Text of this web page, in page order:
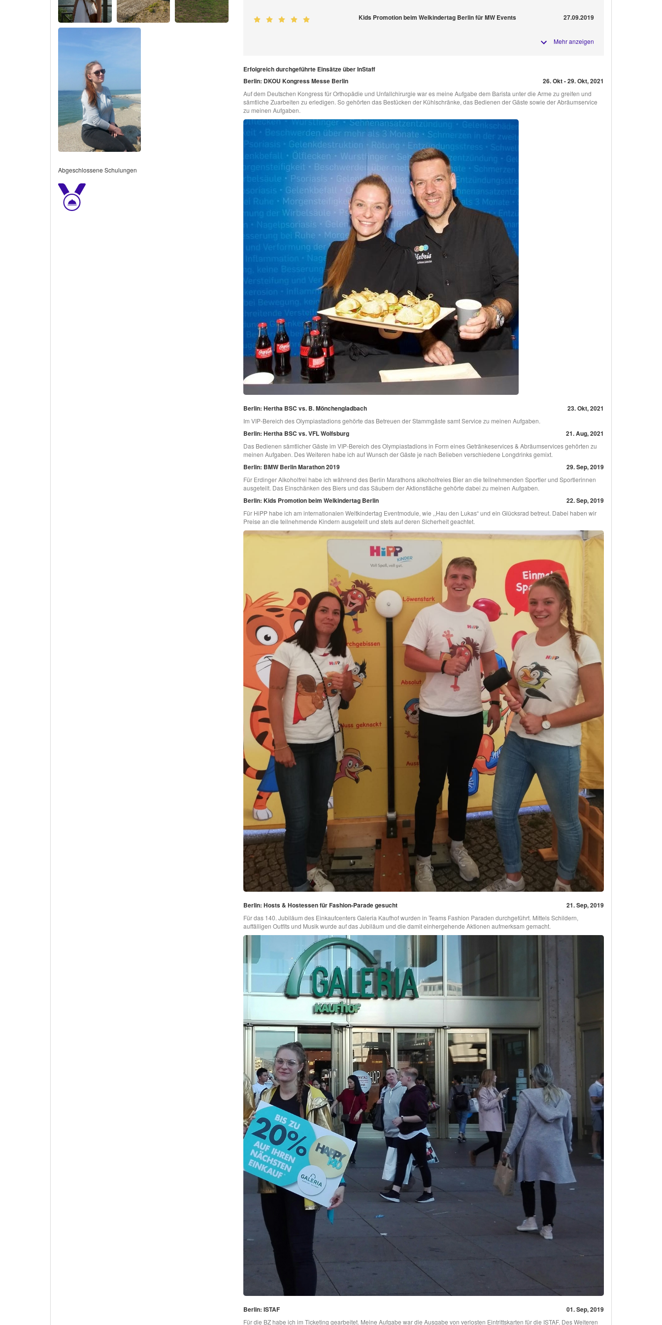
Abgeschlossene Schulungen
Kids Promotion beim Welkindertag Berlin für MW Events 27.09.2019
Mehr anzeigen
Erfolgreich durchgeführte Einsätze über InStaff
Berlin: DKOU Kongress Messe Berlin
26. Okt - 29. Okt, 2021
Auf dem Deutschen Kongress für Orthopädie und Unfallchirurgie war es meine Aufgabe dem Barista unter die Arme zu greifen und
sämtliche Zuarbeiten zu erledigen. So gehörten das Bestücken der Kühlschränke, das Bedienen der Gäste sowie der Abräumservice
zu meinen Aufgaben.
Berlin: Hertha BSC vs. B. Mönchengladbach 23. Okt, 2021
Im VIP-Bereich des Olympiastadions gehörte das Betreuen der Stammgäste samt Service zu meinen Aufgaben.
Berlin: Hertha BSC vs. VFL Wolfsburg 21. Aug, 2021
Das Bedienen sämtlicher Gäste im VIP-Bereich des Olympiastadions in Form eines Getränkeservices & Abräumservices gehörten zu
meinen Aufgaben. Des Weiteren habe ich auf Wunsch der Gäste je nach Belieben verschiedene Longdrinks gemixt.
Berlin: BMW Berlin Marathon 2019 29. Sep, 2019
Für Erdinger Alkoholfrei habe ich während des Berlin Marathons alkoholfreies Bier an die teilnehmenden Sportler und Sportlerinnen
ausgeteilt. Das Einschänken des Biers und das Säubern der Aktionsfläche gehörte dabei zu meinen Aufgaben.
Berlin: Kids Promotion beim Welkindertag Berlin 22. Sep, 2019
Für HiPP habe ich am internationalen Weltkindertag Eventmodule, wie ,,Hau den Lukas“ und ein Glücksrad betreut. Dabei haben wir
Preise an die teilnehmende Kindern ausgeteilt und stets auf deren Sicherheit geachtet.
Berlin: Hosts & Hostessen für Fashion-Parade gesucht 21. Sep, 2019
Für das 140. Jubiläum des Einkaufcenters Galeria Kaufhof wurden in Teams Fashion Paraden durchgeführt. Mittels Schildern,
auffälligen Outfits und Musik wurde auf das Jubiläum und die damit einhergehende Aktionen aufmerksam gemacht.
Berlin: ISTAF 01. Sep, 2019
Für die BZ habe ich im Ticketing gearbeitet. Meine Aufgabe war die Ausgabe von verlosten Eintrittskarten für die ISTAF. Des Weiteren